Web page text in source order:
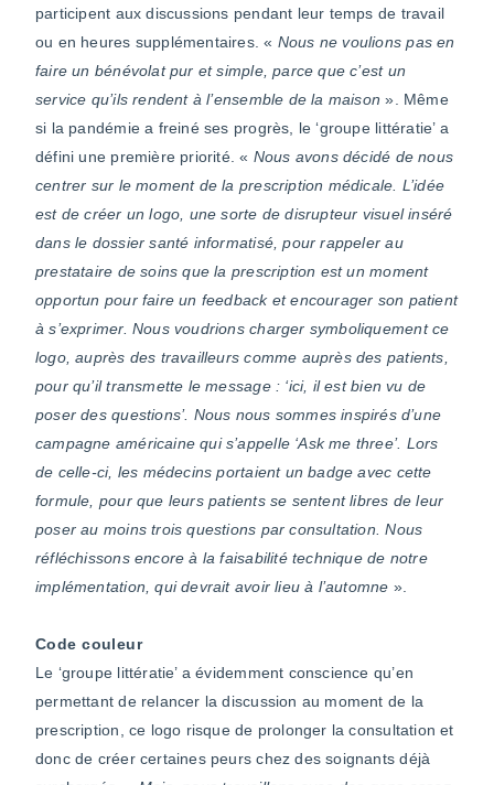
participent aux discussions pendant leur temps de travail
ou en heures supplémentaires. « Nous ne voulions pas en
faire un bénévolat pur et simple, parce que c’est un
service qu’ils rendent à l’ensemble de la maison ». Même
si la pandémie a freiné ses progrès, le ‘groupe littératie’ a
défini une première priorité. « Nous avons décidé de nous
centrer sur le moment de la prescription médicale. L’idée
est de créer un logo, une sorte de disrupteur visuel inséré
dans le dossier santé informatisé, pour rappeler au
prestataire de soins que la prescription est un moment
opportun pour faire un feedback et encourager son patient
à s’exprimer. Nous voudrions charger symboliquement ce
logo, auprès des travailleurs comme auprès des patients,
pour qu’il transmette le message : ‘ici, il est bien vu de
poser des questions’. Nous nous sommes inspirés d’une
campagne américaine qui s’appelle ‘Ask me three’. Lors
de celle-ci, les médecins portaient un badge avec cette
formule, pour que leurs patients se sentent libres de leur
poser au moins trois questions par consultation. Nous
réfléchissons encore à la faisabilité technique de notre
implémentation, qui devrait avoir lieu à l’automne ».
Code couleur
Le ‘groupe littératie’ a évidemment conscience qu’en
permettant de relancer la discussion au moment de la
prescription, ce logo risque de prolonger la consultation et
donc de créer certaines peurs chez des soignants déjà